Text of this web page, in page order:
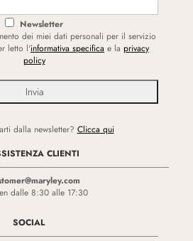
Newsletter
dei miei dati personali per il servizio
letto l'informativa specifica e la privacy
policy
dalla newsletter? Clicca qui
CLIENTI
dalle 8:30 alle 17:30
SOCIAL